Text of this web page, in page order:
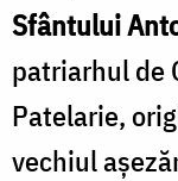
Sfântului
patriarhul de
Patelarie,
vechiul